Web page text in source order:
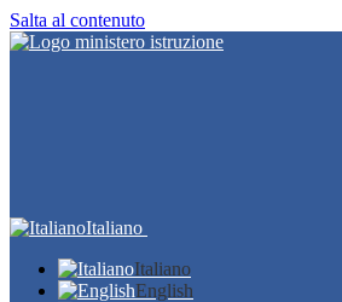
Salta al contenuto
Italiano
Italiano
English